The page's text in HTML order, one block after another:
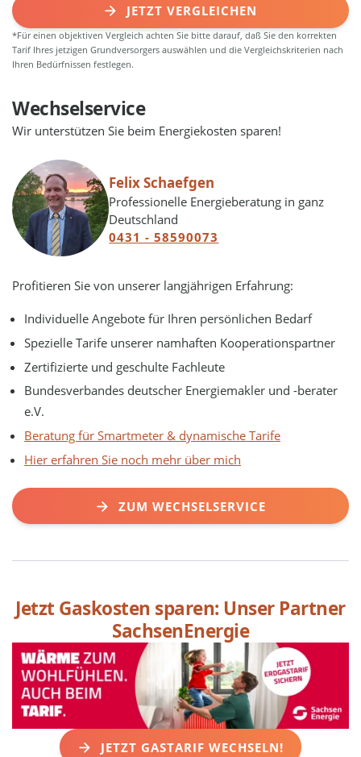
JETZT VERGLEICHEN
*Für einen objektiven Vergleich achten Sie bitte darauf, daß Sie den korrekten
Tarif Ihres jetzigen Grundversorgers auswählen und die Vergleichskriterien nach
Ihren Bedürfnissen festlegen.
Wechselservice
Wir unterstützen Sie beim Energiekosten sparen!
Felix Schaefgen
Professionelle Energieberatung in ganz
Deutschland
0431 - 58590073
Profitieren Sie von unserer langjährigen Erfahrung:
Individuelle Angebote für Ihren persönlichen Bedarf
Spezielle Tarife unserer namhaften Kooperationspartner
Zertifizierte und geschulte Fachleute
Bundesverbandes deutscher Energiemakler und -berater
e.V.
Beratung für Smartmeter & dynamische Tarife
Hier erfahren Sie noch mehr über mich
ZUM WECHSELSERVICE
Jetzt Gaskosten sparen: Unser Partner
SachsenEnergie
JETZT GASTARIF WECHSELN!